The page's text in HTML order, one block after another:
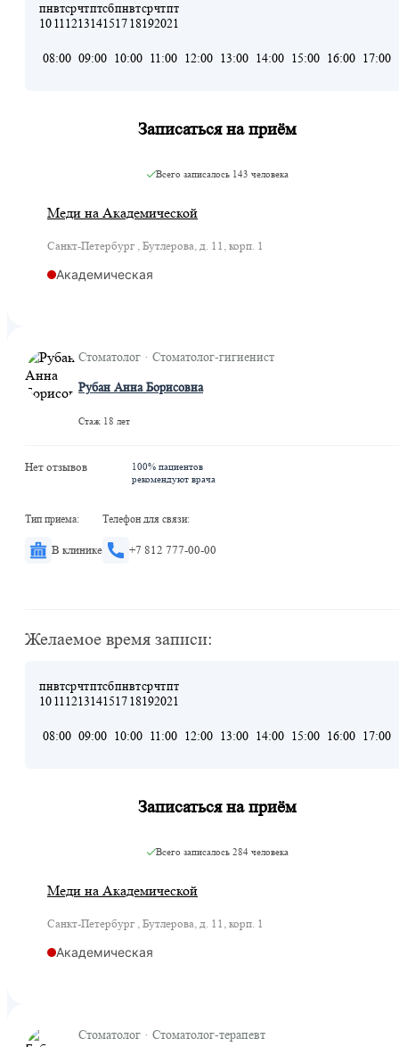
пн
10
вт
11
ср
12
чт
13
пт
14
сб
15
пн
17
вт
18
ср
19
чт
20
пт
21
08:00 09:00 10:00 11:00 12:00 13:00 14:00 15:00 16:00 17:00
Записаться на приём
Всего записалось143 человека
Меди на Академической
Санкт-Петербург , Бутлерова, д. 11, корп. 1
Академическая
Стоматолог · Стоматолог-гигиенист
Рубан Анна Борисовна
Стаж 18 лет
Нет отзывов
100% пациентов
рекомендуют врача
Тип приема:
В клинике
Телефон для связи:
+7 812 777-00-00
Желаемое время записи:
пн
10
вт
11
ср
12
чт
13
пт
14
сб
15
пн
17
вт
18
ср
19
чт
20
пт
21
08:00 09:00 10:00 11:00 12:00 13:00 14:00 15:00 16:00 17:00
Записаться на приём
Всего записалось284 человека
Меди на Академической
Санкт-Петербург , Бутлерова, д. 11, корп. 1
Академическая
Стоматолог · Стоматолог-терапевт